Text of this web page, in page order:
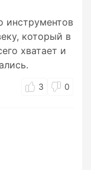
инструментов
который в
хватает и
3 0